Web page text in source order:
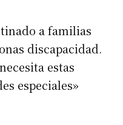
a familias
discapacidad.
estas
especiales»